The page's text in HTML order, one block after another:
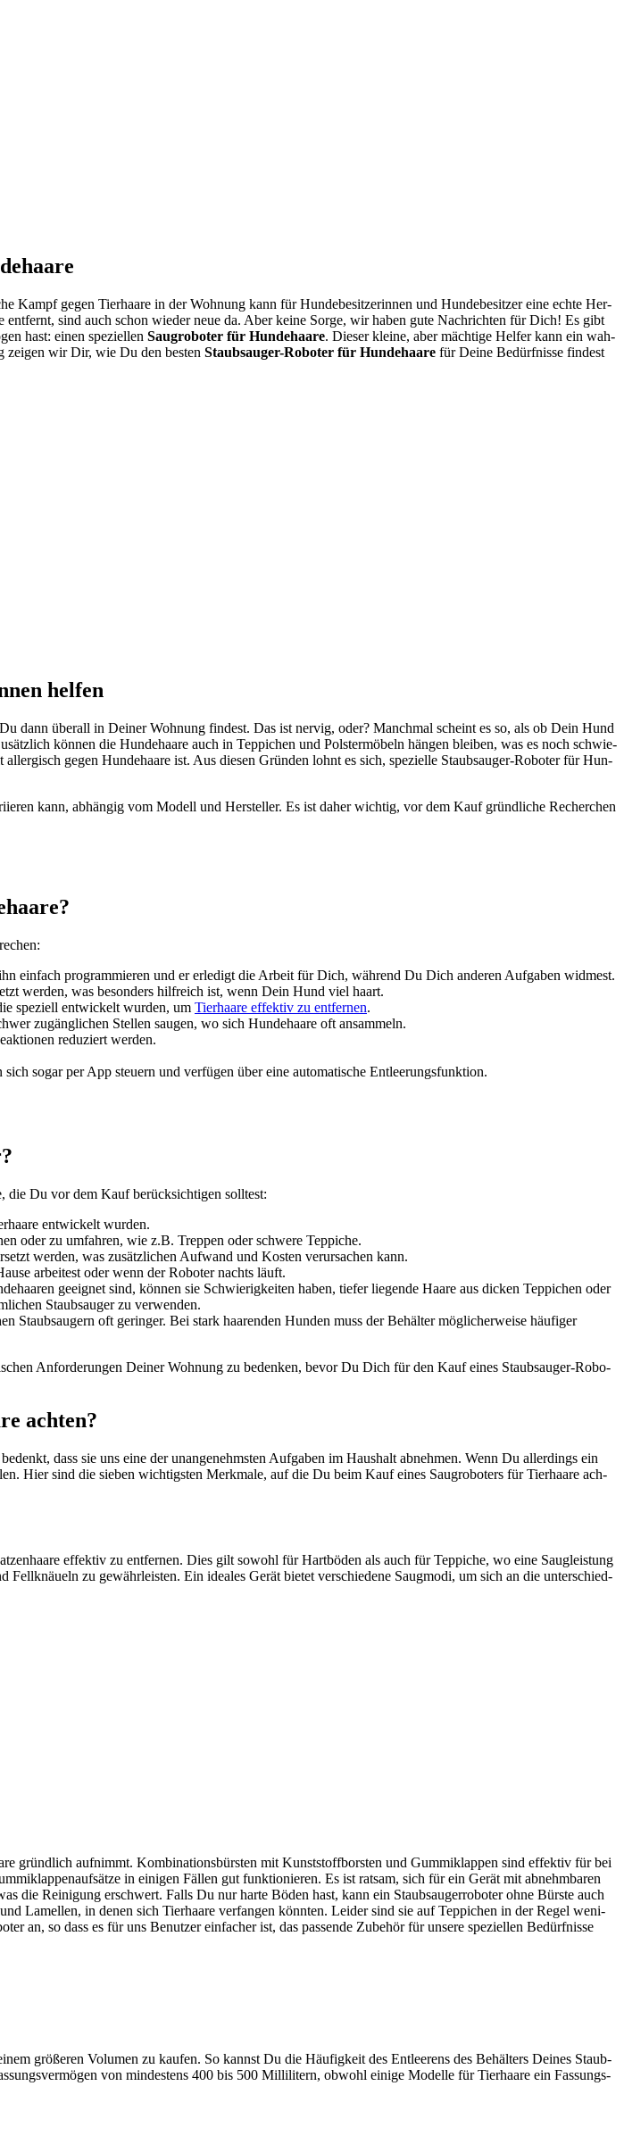
Kampf gegen Tier­haa­re in der Woh­nung kann für Hun­de­be­sit­ze­rin­nen und Hun­de­be­sit­zer eine ech­te Her­
sind auch schon wie­der neue da. Aber kei­ne Sor­ge, wir haben gute Nach­rich­ten für Dich! Es gibt
hast: einen spe­zi­el­len Saug­ro­bo­ter für Hun­de­haa­re. Die­ser klei­ne, aber mäch­ti­ge Hel­fer kann ein wah­
zei­gen wir Dir, wie Du den bes­ten Staub­sauger-Robo­ter für Hun­de­haa­re für Dei­ne Bedürf­nis­se fin­dest
hel­fen
dann über­all in Dei­ner Woh­nung fin­dest. Das ist ner­vig, oder? Manch­mal scheint es so, als ob Dein Hund
kön­nen die Hun­de­haa­re auch in Tep­pi­chen und Pols­ter­mö­beln hän­gen blei­ben, was es noch schwie­
gegen Hun­de­haa­re ist. Aus die­sen Grün­den lohnt es sich, spe­zi­el­le Staub­sauger-Robo­ter für Hun­
kann, abhän­gig vom Modell und Her­stel­ler. Es ist daher wich­tig, vor dem Kauf gründ­li­che Recher­chen
ein­fach pro­gram­mie­ren und er erle­digt die Arbeit für Dich, wäh­rend Du Dich ande­ren Auf­ga­ben wid­mest.
wer­den, was beson­ders hilf­reich ist, wenn Dein Hund viel haart.
spe­zi­ell ent­wi­ckelt wur­den, um Tier­haa­re effek­tiv zu ent­fer­nen.
zugäng­li­chen Stel­len sau­gen, wo sich Hun­de­haa­re oft ansam­meln.
redu­ziert wer­den.
sogar per App steu­ern und ver­fü­gen über eine auto­ma­ti­sche Ent­lee­rungs­funk­ti­on.
die Du vor dem Kauf berück­sich­ti­gen soll­test:
ent­wi­ckelt wur­den.
oder zu umfah­ren, wie z.B. Trep­pen oder schwe­re Tep­pi­che.
wer­den, was zusätz­li­chen Auf­wand und Kos­ten ver­ur­sa­chen kann.
arbei­test oder wenn der Robo­ter nachts läuft.
geeig­net sind, kön­nen sie Schwie­rig­kei­ten haben, tie­fer lie­gen­de Haa­re aus dicken Tep­pi­chen oder
Staub­sauger zu ver­wen­den.
Staub­saugern oft gerin­ger. Bei stark haa­ren­den Hun­den muss der Behäl­ter mög­li­cher­wei­se häu­fi­ger
Anfor­de­run­gen Dei­ner Woh­nung zu beden­ken, bevor Du Dich für den Kauf eines Staub­sauger-Robo­
ach­ten?
dass sie uns eine der unan­ge­nehms­ten Auf­ga­ben im Haus­halt abneh­men. Wenn Du aller­dings ein
Hier sind die sie­ben wich­tigs­ten Merk­ma­le, auf die Du beim Kauf eines Saug­ro­bo­ters für Tier­haa­re ach­
effek­tiv zu ent­fer­nen. Dies gilt sowohl für Hart­bö­den als auch für Tep­pi­che, wo eine Saug­leis­tung
zu gewähr­leis­ten. Ein idea­les Gerät bie­tet ver­schie­de­ne Saug­mo­di, um sich an die unter­schied­
gründ­lich auf­nimmt. Kom­bi­na­ti­ons­bürs­ten mit Kunst­stoff­bors­ten und Gum­mi­klap­pen sind effek­tiv für bei
in eini­gen Fäl­len gut funk­tio­nie­ren. Es ist rat­sam, sich für ein Gerät mit abnehm­ba­ren
die Rei­ni­gung erschwert. Falls Du nur har­te Böden hast, kann ein Staub­sauger­ro­bo­ter ohne Bürs­te auch
Lamel­len, in denen sich Tier­haa­re ver­fan­gen könn­ten. Lei­der sind sie auf Tep­pi­chen in der Regel weni­
an, so dass es für uns Benut­zer ein­fa­cher ist, das pas­sen­de Zube­hör für unse­re spe­zi­el­len Bedürf­nis­se
grö­ße­ren Volu­men zu kau­fen. So kannst Du die Häu­fig­keit des Ent­lee­rens des Behäl­ters Dei­nes Staub­
von min­des­tens 400 bis 500 Mil­li­li­tern, obwohl eini­ge Model­le für Tier­haa­re ein Fas­sungs­